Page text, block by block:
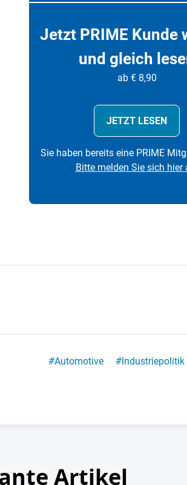
Jetzt PRIME Kunde
und gleich
ab € 8,90
JETZT LESEN
Sie haben bereits eine PRIME
Bitte melden Sie sich hier
#Automotive #Industriepolitik
Artikel